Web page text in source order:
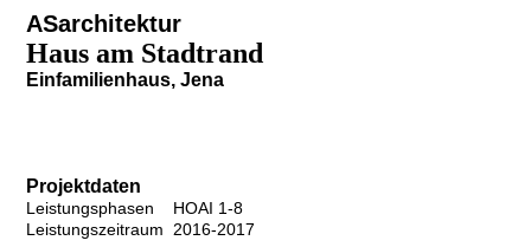
ASarchitektur
Haus am Stadtrand
Einfamilienhaus, Jena
Projektdaten
Leistungsphasen HOAI 1-8
Leistungszeitraum 2016-2017